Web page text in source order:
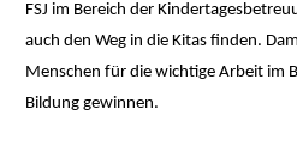
FSJ im Bereich der
auch den Weg in die Kitas finden.
Menschen für die wichtige Arbeit im
Bildung gewinnen.